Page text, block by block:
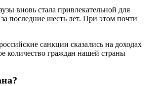
вновь стала привлекательной для
последние шесть лет. При этом почти
санкции сказались на доходах
количество граждан нашей страны